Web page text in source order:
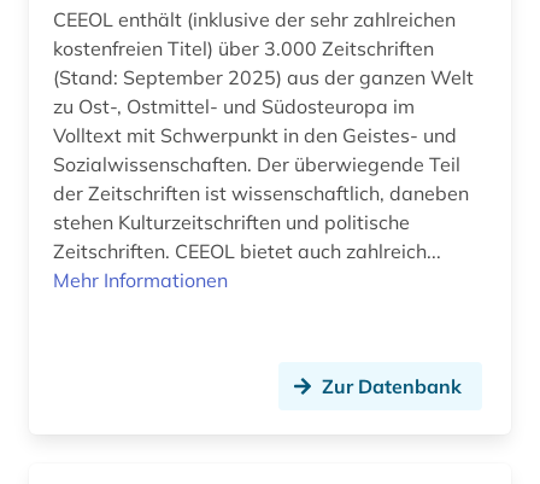
abschnitt 1 (3)
abschnitt 2 (2)
absolvent (1)
abstract (2)
abstract-dienst (1)
abtei cluny (1)
abwasserabgabengesetz (1)
Liechtenstein (16)
Litauen (28)
Luxemburg (16)
Makedonien (16)
Malta (4)
Monaco (3)
CEEOL enthält (inklusive der sehr zahlreichen
kostenfreien Titel) über 3.000 Zeitschriften
(Stand: September 2025) aus der ganzen Welt
zu Ost-, Ostmittel- und Südosteuropa im
Volltext mit Schwerpunkt in den Geistes- und
Sozialwissenschaften. Der überwiegende Teil
der Zeitschriften ist wissenschaftlich, daneben
stehen Kulturzeitschriften und politische
Zeitschriften. CEEOL bietet auch zahlreich...
Mehr Informationen
Zur Datenbank